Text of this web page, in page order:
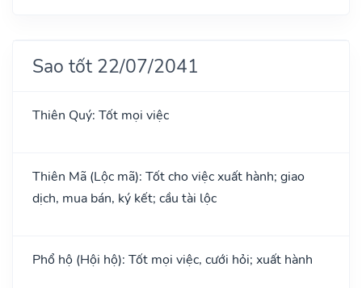
Sao tốt 22/07/2041
Thiên Quý: Tốt mọi việc
Thiên Mã (Lộc mã): Tốt cho việc xuất hành; giao
dịch, mua bán, ký kết; cầu tài lộc
Phổ hộ (Hội hộ): Tốt mọi việc, cưới hỏi; xuất hành